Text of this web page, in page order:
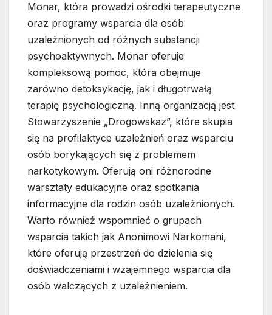
Monar, która prowadzi ośrodki terapeutyczne
oraz programy wsparcia dla osób
uzależnionych od różnych substancji
psychoaktywnych. Monar oferuje
kompleksową pomoc, która obejmuje
zarówno detoksykację, jak i długotrwałą
terapię psychologiczną. Inną organizacją jest
Stowarzyszenie „Drogowskaz”, które skupia
się na profilaktyce uzależnień oraz wsparciu
osób borykających się z problemem
narkotykowym. Oferują oni różnorodne
warsztaty edukacyjne oraz spotkania
informacyjne dla rodzin osób uzależnionych.
Warto również wspomnieć o grupach
wsparcia takich jak Anonimowi Narkomani,
które oferują przestrzeń do dzielenia się
doświadczeniami i wzajemnego wsparcia dla
osób walczących z uzależnieniem.